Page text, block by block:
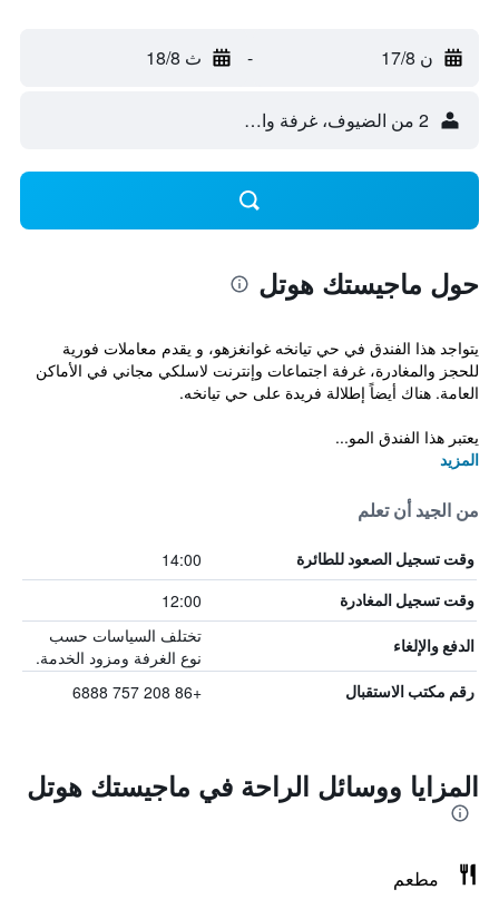
ن 17/8 - ث 18/8
2 من الضيوف، غرفة واحدة
حول ماجيستك هوتل
يتواجد هذا الفندق في حي تيانخه غوانغزهو، و يقدم معاملات فورية
للحجز والمغادرة، غرفة اجتماعات وإنترنت لاسلكي مجاني في الأماكن
العامة. هناك أيضاً إطلالة فريدة على حي تيانخه.
يعتبر هذا الفندق المو...
المزيد
من الجيد أن تعلم
وقت تسجيل الصعود للطائرة 14:00
وقت تسجيل المغادرة 12:00
الدفع والإلغاء
تختلف السياسات حسب
نوع الغرفة ومزود الخدمة.
رقم مكتب الاستقبال +86 208 757 6888
المزايا ووسائل الراحة في ماجيستك هوتل
مطعم